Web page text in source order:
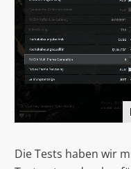
Die Tests haben wir